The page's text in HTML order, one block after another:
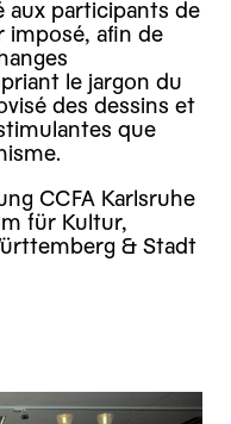
aux participants de
imposé, afin de
le jargon du
des dessins et
que
CCFA Karlsruhe
für Kultur,
& Stadt